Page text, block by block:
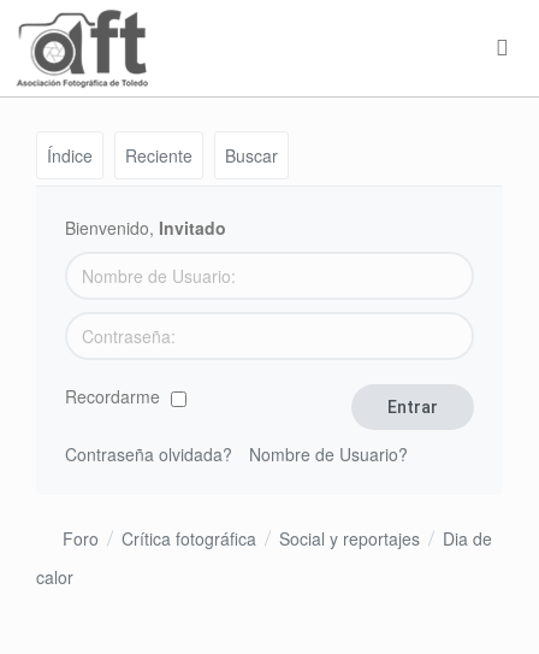
Índice Reciente Buscar
Bienvenido, Invitado
Recordarme
Contraseña olvidada? Nombre de Usuario?
Foro Crítica fotográfica Social y reportajes
Dia de
calor